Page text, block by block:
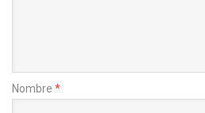
Nombre *